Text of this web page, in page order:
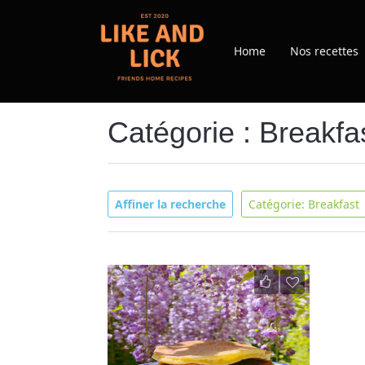
Home Nos recettes
Catégorie :
Affiner la recherche Catégorie: Breakfast